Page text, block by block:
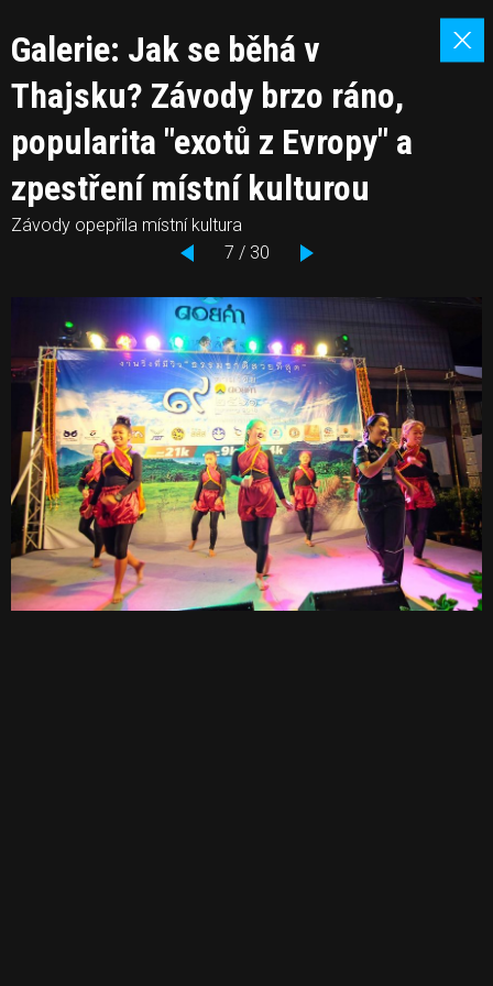
Galerie: Jak se běhá v
Thajsku? Závody brzo ráno,
popularita "exotů z Evropy" a
zpestření místní kulturou
Závody opepřila místní kultura
7 / 30